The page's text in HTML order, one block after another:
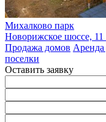
Михалково парк
Новорижское шоссе,
Продажа домов Аренда
поселки
Оставить заявку